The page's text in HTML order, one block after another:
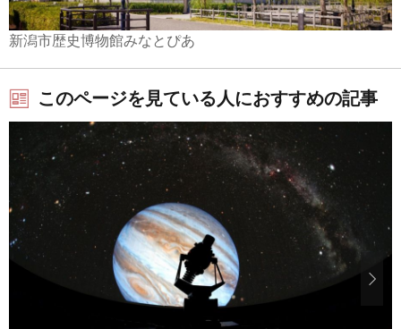
新潟市歴史博物館みなとぴあ
このページを見ている人におすすめの記事